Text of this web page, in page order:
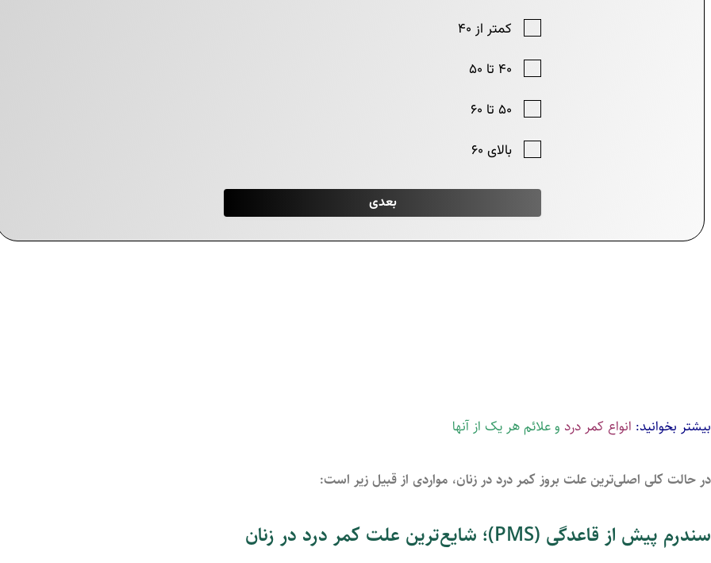
بیشتر بخوانید: انواع کمر درد و علائم هر یک از آنها
در حالت کلی اصلی‌‌ترین علت بروز کمر درد در زنان، مواردی از قبیل زیر است:
سندرم پیش از قاعدگی (PMS)؛ شایع‌ترین علت کمر درد در زنان